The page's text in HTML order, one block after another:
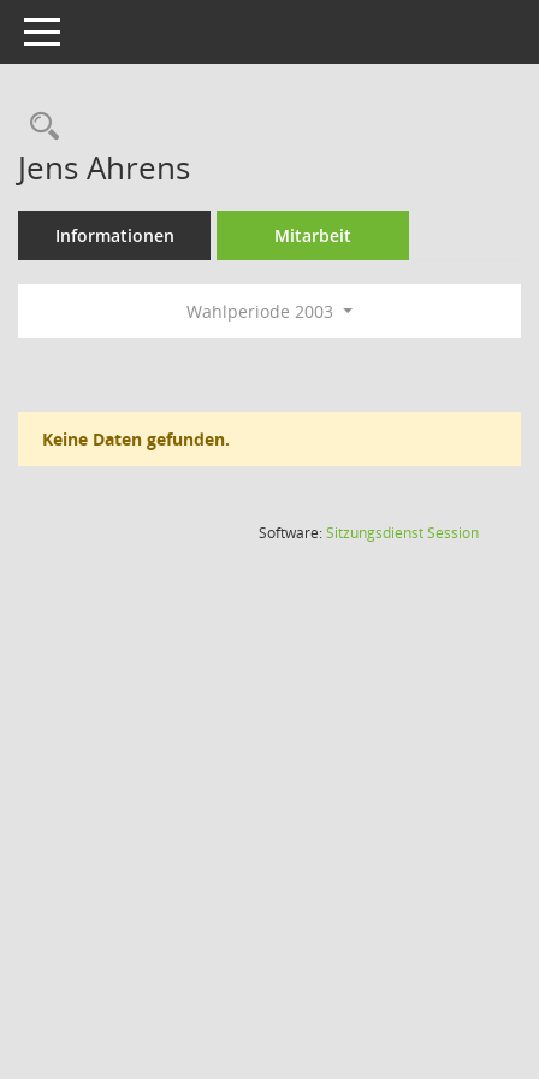
Toggle navigation
Rechercheauswahl
Jens Ahrens
Informationen Mitarbeit
Wahlperiode 2003
Keine Daten gefunden.
Software:SitzungsdienstSession(Wird in